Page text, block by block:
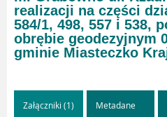
realizacji na części
584/1, 498, 557 i 538,
obrębie geodezyjnym
gminie Miasteczko
Załączniki (1) Metadane